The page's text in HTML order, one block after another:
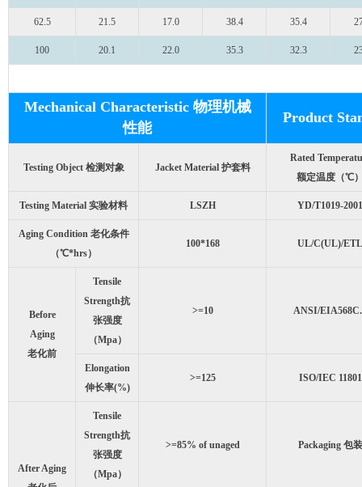
62.5 21.5 17.0 38.4 35.4
100 20.1 22.0 35.3 32.3
Mechanical Characteristic 物理机械
性能
Product
Testing Object 检测对象 Jacket Material 护套料
Rated
额定温度（℃
Testing Material 实验材料 LSZH YD/T1019-2001
Aging Condition 老化条件
（℃*hrs）
100*168 UL/C(UL)/ETL
Before
Aging
老化前
Tensile
Strength抗
张强度
（Mpa）
>=10 ANSI/
Elongation
伸长率(%)
>=125 ISO/IEC 11801
After Aging
Tensile
Strength抗
张强度
（Mpa）
>=85% of unaged Packaging 包装